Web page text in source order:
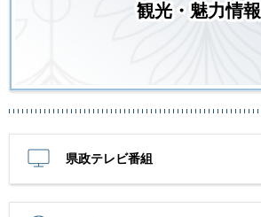
観光・魅力情報
県政テレビ番組